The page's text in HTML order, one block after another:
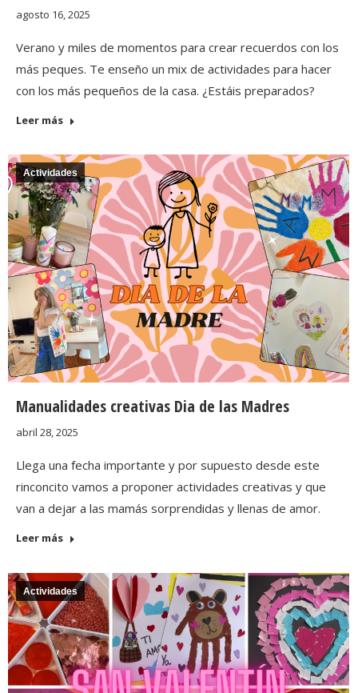
agosto 16, 2025
Verano y miles de momentos para crear recuerdos con los
más peques. Te enseño un mix de actividades para hacer
con los más pequeños de la casa. ¿Estáis preparados?
Leer más
Actividades
Manualidades creativas Dia de las Madres
abril 28, 2025
Llega una fecha importante y por supuesto desde este
rinconcito vamos a proponer actividades creativas y que
van a dejar a las mamás sorprendidas y llenas de amor.
Leer más
Actividades